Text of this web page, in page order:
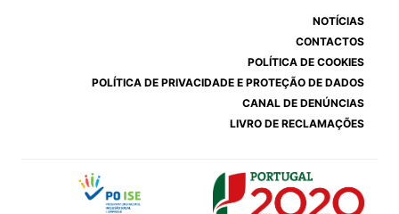
NOTÍCIAS
CONTACTOS
POLÍTICA DE COOKIES
POLÍTICA DE PRIVACIDADE E PROTEÇÃO DE DADOS
CANAL DE DENÚNCIAS
LIVRO DE RECLAMAÇÕES